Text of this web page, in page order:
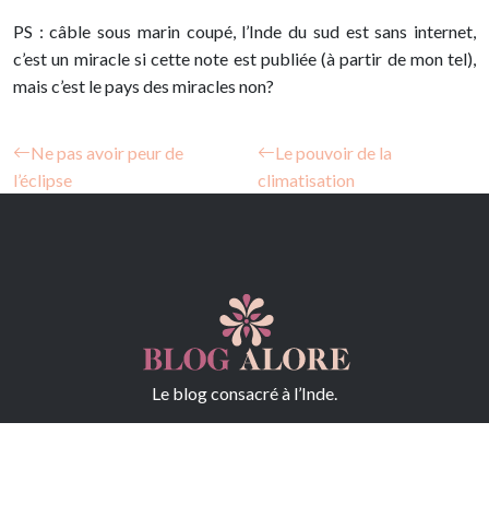
PS : câble sous marin coupé, l’Inde du sud est sans internet,
c’est un miracle si cette note est publiée (à partir de mon tel),
mais c’est le pays des miracles non?
Ne pas avoir peur de
l’éclipse
Le pouvoir de la
climatisation
Le blog consacré à l’Inde.